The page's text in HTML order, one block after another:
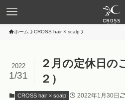
ホーム CROSS hair × scalp
２月の定休日の
２）
2022
1/31
CROSS hair × scalp 2022年1月30日